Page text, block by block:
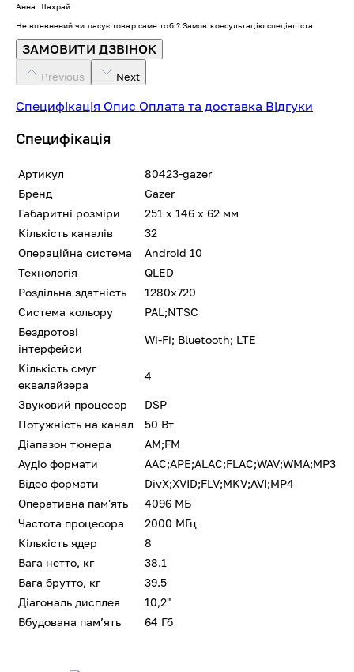
Анна Шахрай
Не впевнений чи пасує товар саме тобі? Замов консультацію спеціаліста
ЗАМОВИТИ ДЗВІНОК
Previous Next
Специфікація Опис Оплата та доставка Відгуки
Специфікація
Артикул
80423-gazer
Бренд
Gazer
Габаритні розміри
251 x 146 x 62 мм
Кількість каналів
32
Операційна система
Android 10
Технологія
QLED
Роздільна здатність
1280x720
Система кольору
PAL;NTSC
Бездротові
інтерфейси
Wi-Fi; Bluetooth; LTE
Кількість смуг
еквалайзера
4
Звуковий процесор
DSP
Потужність на канал
50 Вт
Діапазон тюнера
AM;FM
Аудіо формати
AAC;APE;ALAC;FLAC;WAV;WMA;MP3
Відео формати
DivX;XVID;FLV;MKV;AVI;MP4
Оперативна пам'ять
4096 МБ
Частота процесора
2000 МГц
Кількість ядер
8
Вага нетто, кг
38.1
Вага брутто, кг
39.5
Діагональ дисплея
10,2"
Вбудована памʼять
64 Гб